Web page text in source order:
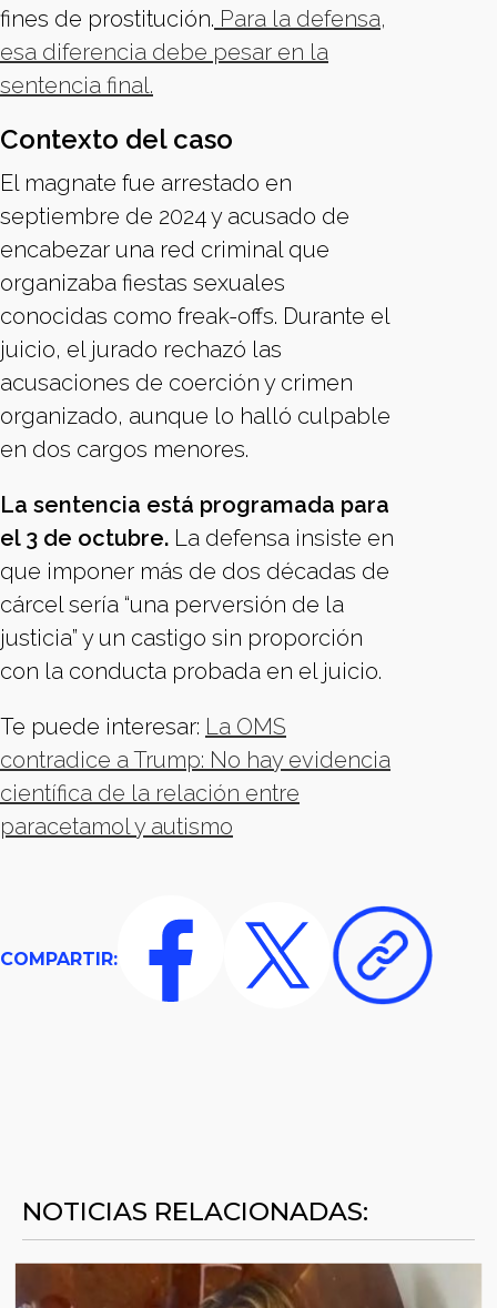
fines de prostitución. Para la defensa,
esa diferencia debe pesar en la
sentencia final.
Contexto del caso
El magnate fue arrestado en
septiembre de 2024 y acusado de
encabezar una red criminal que
organizaba fiestas sexuales
conocidas como freak-offs. Durante el
juicio, el jurado rechazó las
acusaciones de coerción y crimen
organizado, aunque lo halló culpable
en dos cargos menores.
La sentencia está programada para
el 3 de octubre. La defensa insiste en
que imponer más de dos décadas de
cárcel sería “una perversión de la
justicia” y un castigo sin proporción
con la conducta probada en el juicio.
Te puede interesar: La OMS
contradice a Trump: No hay evidencia
científica de la relación entre
paracetamol y autismo
COMPARTIR:
NOTICIAS RELACIONADAS: